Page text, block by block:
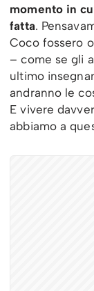
momento in
fatta.
Coco fossero
– come se gli
ultimo
andranno le
E vivere
abbiamo a